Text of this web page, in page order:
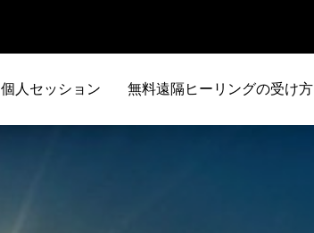
個人セッション 無料遠隔ヒーリングの受け方